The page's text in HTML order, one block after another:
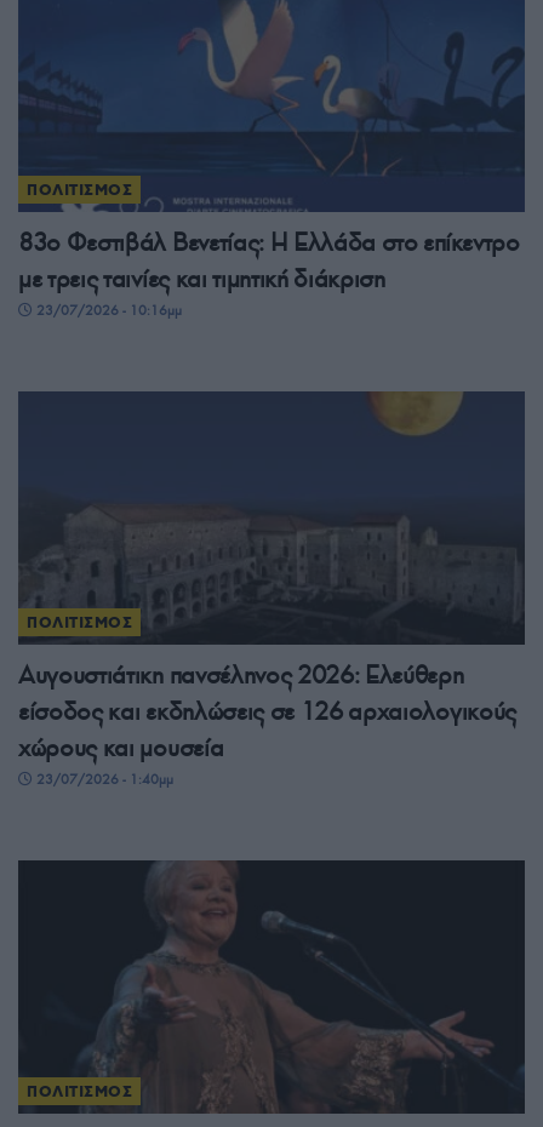
ΠΟΛΙΤΙΣΜΟΣ
83ο Φεστιβάλ Βενετίας: Η Ελλάδα στο επίκεντρο
με τρεις ταινίες και τιμητική διάκριση
23/07/2026 - 10:16μμ
ΠΟΛΙΤΙΣΜΟΣ
Αυγουστιάτικη πανσέληνος 2026: Ελεύθερη
είσοδος και εκδηλώσεις σε 126 αρχαιολογικούς
χώρους και μουσεία
23/07/2026 - 1:40μμ
ΠΟΛΙΤΙΣΜΟΣ